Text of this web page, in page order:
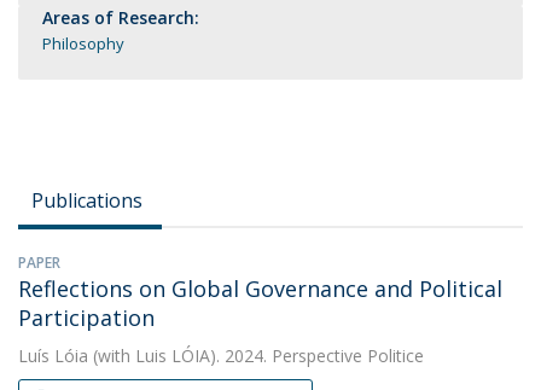
Areas of Research:
Philosophy
Publications
PAPER
Reflections on Global Governance and Political
Participation
Luís Lóia (with Luis LÓIA). 2024. Perspective Politice